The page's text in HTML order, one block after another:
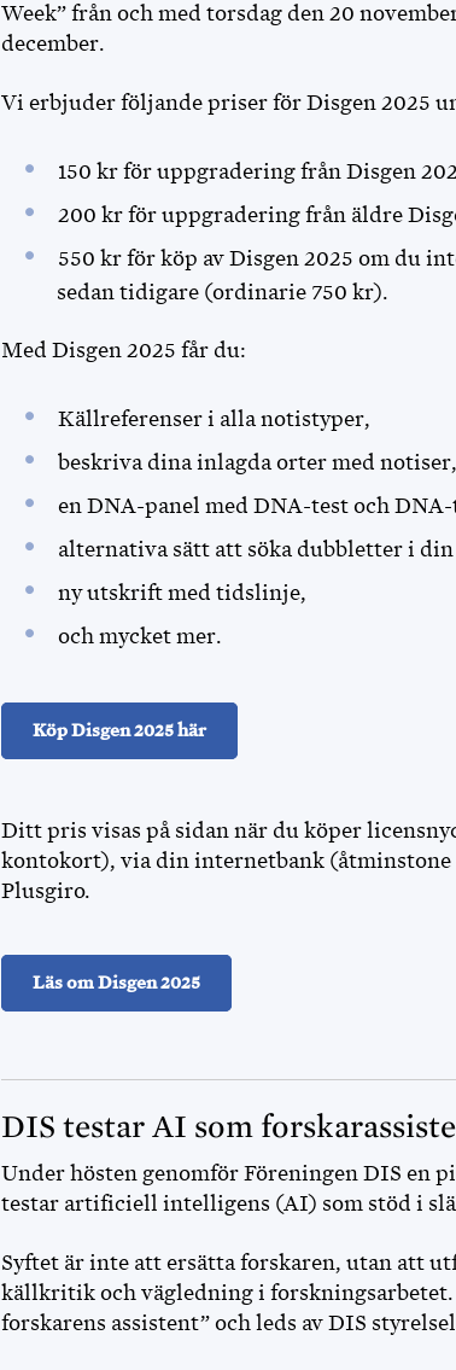
Week” från och med torsdag den 20
december.
Vi erbjuder följande priser för Disgen 2025
150 kr för uppgradering från Disgen
200 kr för uppgradering från äldre
550 kr för köp av Disgen 2025 om du
sedan tidigare (ordinarie 750 kr).
Med Disgen 2025 får du:
Källreferenser i alla notistyper,
beskriva dina inlagda orter med notiser,
en DNA-panel med DNA-test och
alternativa sätt att söka dubbletter i din
ny utskrift med tidslinje,
och mycket mer.
Köp Disgen 2025 här
Ditt pris visas på sidan när du köper
kontokort), via din internetbank (åtminstone
Plusgiro.
Läs om Disgen 2025
DIS testar AI som
Under hösten genomför Föreningen DIS en
testar artificiell intelligens (AI) som stöd i
Syftet är inte att ersätta forskaren, utan att
källkritik och vägledning i
forskarens assistent” och leds av DIS